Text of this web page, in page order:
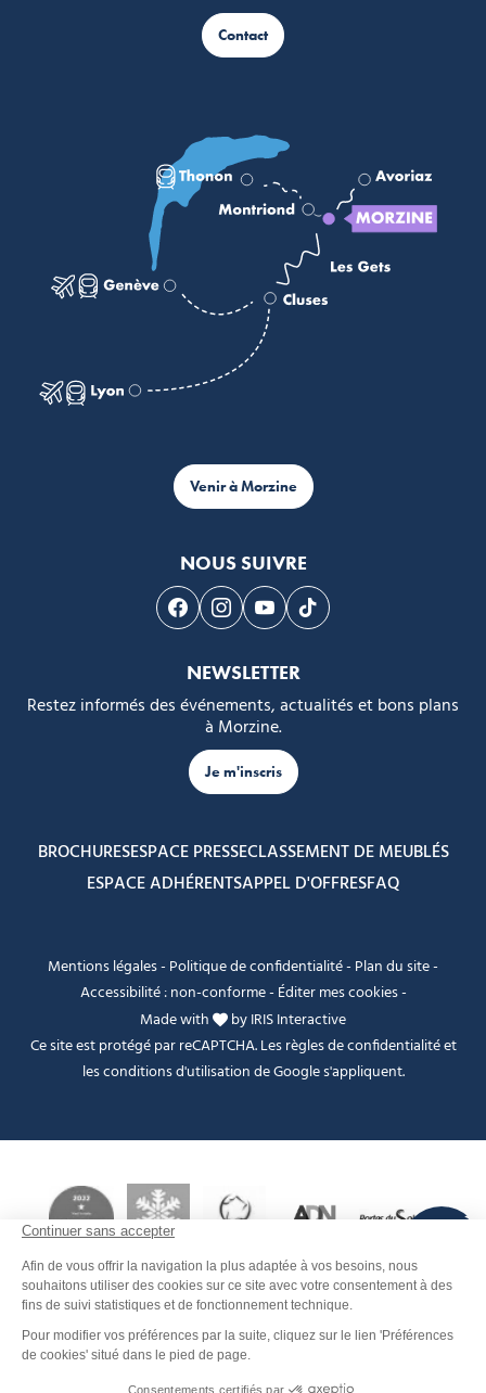
Contact
Venir à Morzine
NOUS SUIVRE
Suivez-nous sur Facebook
Suivez-nous sur Instagram
Suivez-nous sur Youtube
Suivez-nous sur
NEWSLETTER
Restez informés des événements, actualités et bons plans
à Morzine.
Je m'inscris
BROCHURESESPACE PRESSECLASSEMENT DE MEUBLÉS
ESPACE ADHÉRENTSAPPEL D'OFFRESFAQ
Mentions légales- Politique de confidentialité- Plan du site-
Accessibilité : non-conforme- Éditer mes cookies-
Made with
byIRIS Interactive
Ce site est protégé par reCAPTCHA. Lesrègles de confidentialitéet
lesconditions d'utilisationde Google s'appliquent.
FANFOUÉ
Je peux t'aider ?